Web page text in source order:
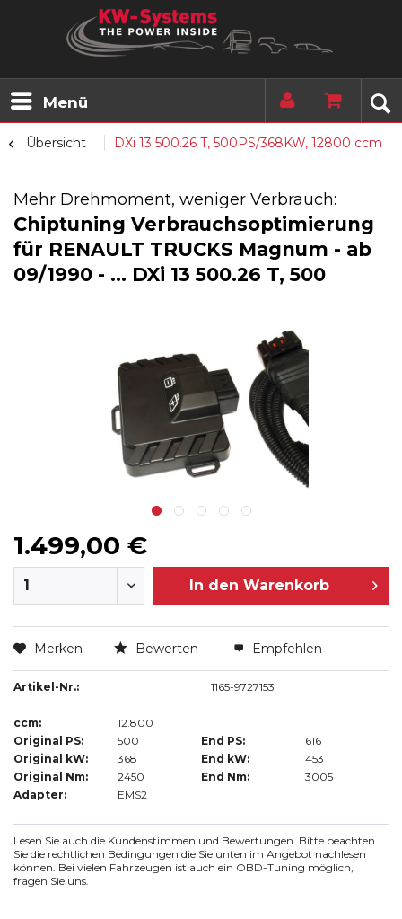
Menü
Übersicht DXi 13 500.26 T, 500PS/368KW, 12800 ccm
Mehr Drehmoment, weniger Verbrauch:
Chiptuning Verbrauchsoptimierung
für RENAULT TRUCKS Magnum - ab
09/1990 - ... DXi 13 500.26 T, 500
1.499,00 €
In den Warenkorb
Merken Bewerten Empfehlen
Artikel-Nr.: 1165-9727153
ccm:
12.800
Original PS:
500 End PS:
616
Original kW:
368 End kW:
453
Original Nm:
2450 End Nm:
3005
Adapter:
EMS2
Lesen Sie auch die Kundenstimmen und Bewertungen. Bitte beachten
Sie die rechtlichen Bedingungen die Sie unten im Angebot nachlesen
können. Bei vielen Fahrzeugen ist auch ein OBD-Tuning möglich,
fragen Sie uns.